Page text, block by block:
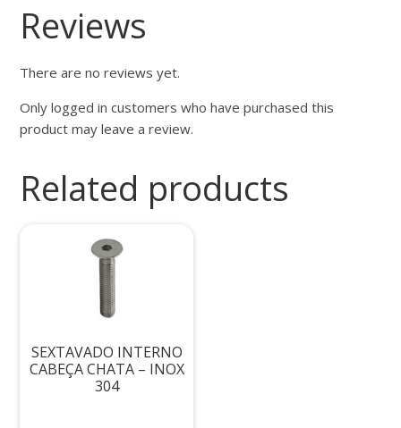
Reviews
There are no reviews yet.
Only logged in customers who have purchased this
product may leave a review.
Related products
SEXTAVADO INTERNO
CABEÇA CHATA – INOX
304